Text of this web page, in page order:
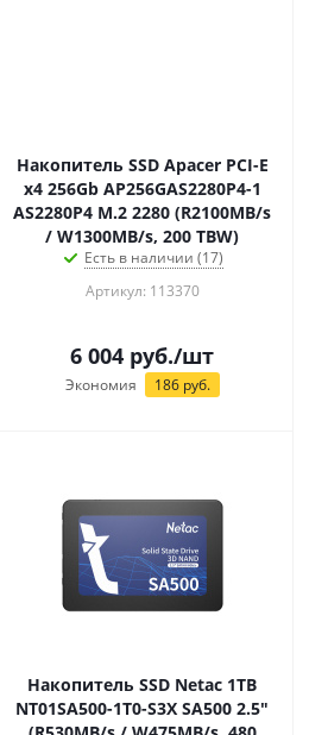
Накопитель SSD Apacer PCI-E
x4 256Gb AP256GAS2280P4-1
AS2280P4 M.2 2280 (R2100MB/s
/ W1300MB/s, 200 TBW)
Есть в наличии (17)
Артикул: 113370
6 004 руб./шт
Экономия 186руб.
Накопитель SSD Netac 1TB
NT01SA500-1T0-S3X SA500 2.5"